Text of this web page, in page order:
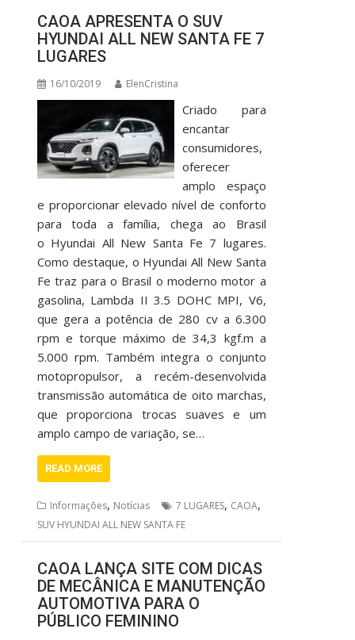
CAOA APRESENTA O SUV
HYUNDAI ALL NEW SANTA FE 7
LUGARES
16/10/2019 ElenCristina
Criado para
encantar
consumidores,
oferecer
amplo espaço
e proporcionar elevado nível de conforto
para toda a família, chega ao Brasil
o Hyundai All New Santa Fe 7 lugares.
Como destaque, o Hyundai All New Santa
Fe traz para o Brasil o moderno motor a
gasolina, Lambda II 3.5 DOHC MPI, V6,
que gera a potência de 280 cv a 6.300
rpm e torque máximo de 34,3 kgf.m a
5.000 rpm. Também integra o conjunto
motopropulsor, a recém-desenvolvida
transmissão automática de oito marchas,
que proporciona trocas suaves e um
amplo campo de variação, se…
READ MORE
Informações, Notícias 7 LUGARES, CAOA,
SUV HYUNDAI ALL NEW SANTA FE
CAOA LANÇA SITE COM DICAS
DE MECÂNICA E MANUTENÇÃO
AUTOMOTIVA PARA O
PÚBLICO FEMININO